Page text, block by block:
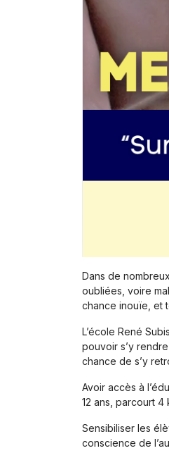
Dans de
oubliées, voire
chance inouïe, et
L’école René
pouvoir s’y
chance de s’y
Avoir accès à
12 ans, parcourt 4
Sensibiliser les
conscience de